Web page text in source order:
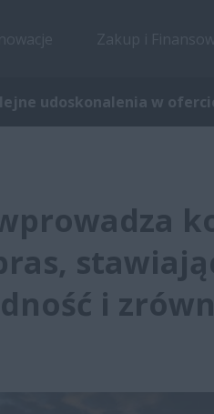
udoskonalenia w
i